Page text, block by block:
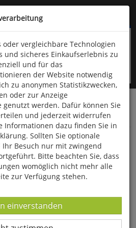
überspringen
9323-960
Zeitschriften
der Vögel: Nester und
Gelege
oder vergleichbare Technologien
und sicheres Einkaufserlebnis zu
und für das
der Website notwendig
zu anonymen Statistikzwecken,
oder zur Anzeige
werden. Dafür können Sie
und jederzeit widerrufen
Informationen dazu finden Sie in
Sollten Sie optionale
Ihr Besuch nur mit zwingend
Bitte beachten Sie, dass
womöglich nicht mehr alle
zur Verfügung stehen.
-
einverstanden